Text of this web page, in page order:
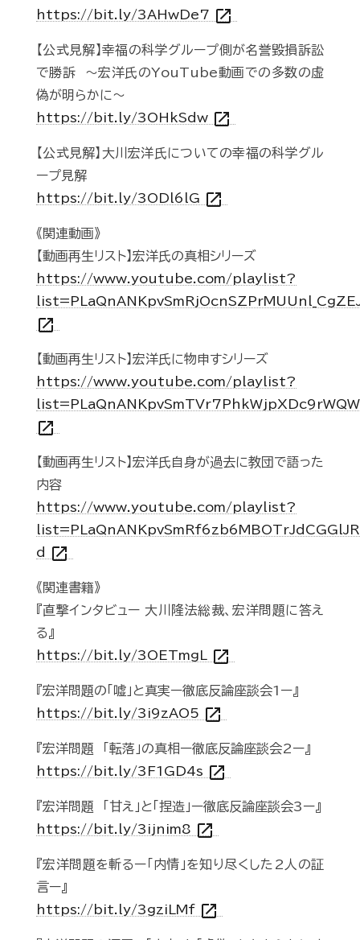
https://bit.ly/3AHwDe7 open_in_new
【公式見解】幸福の科学グループ側が名誉毀損訴訟
で勝訴 ～宏洋氏のYouTube動画での多数の虚
偽が明らかに～
https://bit.ly/3OHkSdw open_in_new
【公式見解】大川宏洋氏についての幸福の科学グル
ープ見解
https://bit.ly/3ODl6lG open_in_new
《関連動画》
【動画再生リスト】宏洋氏の真相シリーズ
https://www.youtube.com/playlist?
open_in_new
【動画再生リスト】宏洋氏に物申すシリーズ
https://www.youtube.com/playlist?
open_in_new
【動画再生リスト】宏洋氏自身が過去に教団で語った
内容
https://www.youtube.com/playlist?
d open_in_new
《関連書籍》
『直撃インタビュー 大川隆法総裁、宏洋問題に答え
る』
https://bit.ly/3OETmgL open_in_new
『宏洋問題の「嘘」と真実ー徹底反論座談会1ー』
https://bit.ly/3i9zAO5 open_in_new
『宏洋問題 「転落」の真相ー徹底反論座談会2ー』
https://bit.ly/3F1GD4s open_in_new
『宏洋問題 「甘え」と「捏造」ー徹底反論座談会3ー』
https://bit.ly/3ijnim8 open_in_new
『宏洋問題を斬るー「内情」を知り尽くした2人の証
言ー』
https://bit.ly/3gziLMf open_in_new